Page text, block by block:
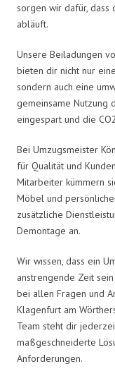
sorgen wir dafür, dass
abläuft.
Unsere Beiladungen
bieten dir nicht nur
sondern auch eine
gemeinsame Nutzung
eingespart und die
Bei Umzugsmeister
für Qualität und
Mitarbeiter kümmern
Möbel und
zusätzliche
Demontage an.
Wir wissen, dass ein
anstrengende Zeit
bei allen Fragen und
Klagenfurt am
Team steht dir
maßgeschneiderte
Anforderungen.